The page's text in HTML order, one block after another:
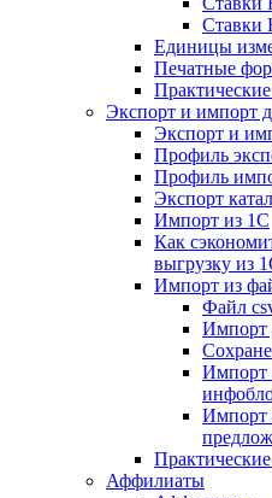
Ставки
Единицы
Печатные
Экспорт и импорт
Экспорт и
Профиль
Профиль
Экспорт
Импорт из 1С
Как
выгрузку из
Импорт из
Файл
Импорт
Импорт
Импорт
Аффилиаты